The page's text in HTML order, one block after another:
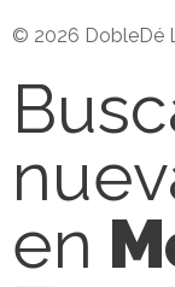
© 2026 DobleDé
en